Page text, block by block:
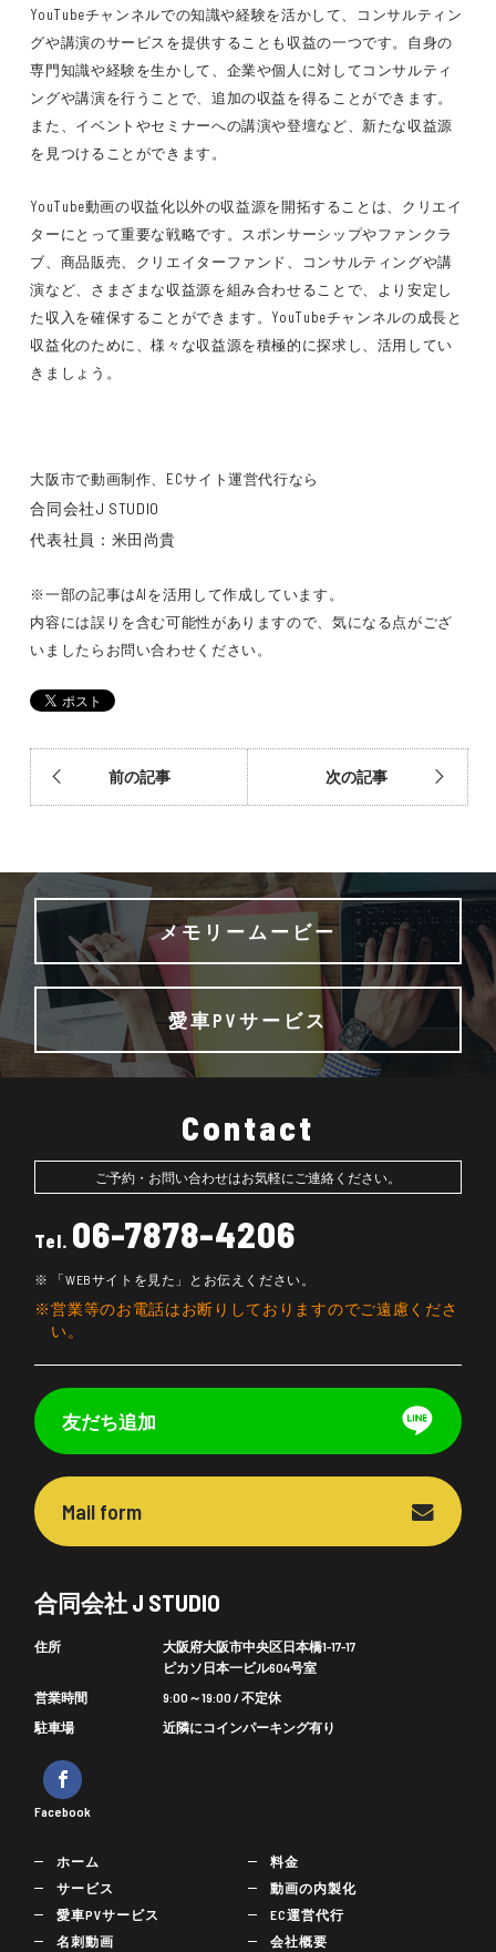
YouTubeチャンネルでの知識や経験を活かして、コンサルティン
グや講演のサービスを提供することも収益の一つです。自身の
専門知識や経験を生かして、企業や個人に対してコンサルティ
ングや講演を行うことで、追加の収益を得ることができます。
また、イベントやセミナーへの講演や登壇など、新たな収益源
を見つけることができます。
YouTube動画の収益化以外の収益源を開拓することは、クリエイ
ターにとって重要な戦略です。スポンサーシップやファンクラ
ブ、商品販売、クリエイターファンド、コンサルティングや講
演など、さまざまな収益源を組み合わせることで、より安定し
た収入を確保することができます。YouTubeチャンネルの成長と
収益化のために、様々な収益源を積極的に探求し、活用してい
きましょう。
大阪市で動画制作、ECサイト運営代行なら
合同会社J STUDIO
代表社員：米田尚貴
※一部の記事はAIを活用して作成しています。
内容には誤りを含む可能性がありますので、気になる点がござ
いましたらお問い合わせください。
前の記事 次の記事
メモリームービー
愛車PVサービス
Contact
ご予約・お問い合わせはお気軽にご連絡ください。
Tel. 06-7878-4206
「WEBサイトを見た」とお伝えください。
営業等のお電話はお断りしておりますのでご遠慮くださ
い。
友だち追加
Mail form
合同会社 J STUDIO
住所
大阪府大阪市中央区日本橋1-17-17
ピカソ日本一ビル604号室
営業時間
9:00～19:00 / 不定休
駐車場
近隣にコインパーキング有り
Facebook
ホーム
サービス
愛車PVサービス
名刺動画
料金
動画の内製化
EC運営代行
会社概要